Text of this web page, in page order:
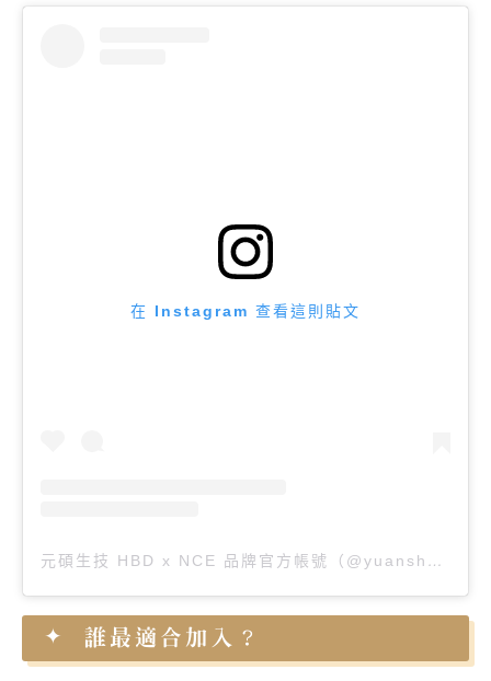
在 Instagram 查看這則貼文
元碩生技 HBD x NCE 品牌官方帳號（@yuanshuo.care）分享的貼文
誰最適合加入？